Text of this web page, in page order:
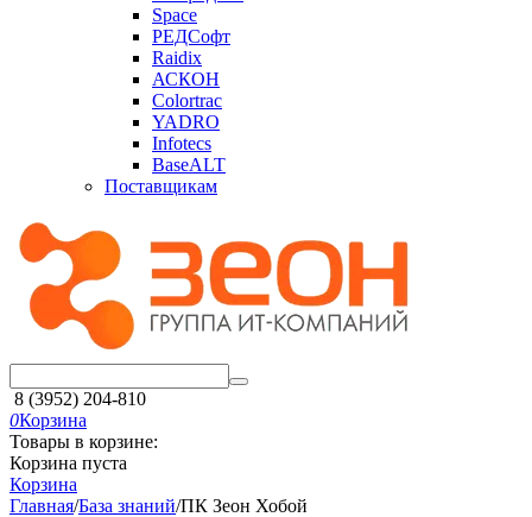
Space
РЕДСофт
Raidix
АСКОН
Colortrac
YADRO
Infotecs
BaseALT
Поставщикам
8 (3952) 204-810
0Корзина
Товары в корзине:
Корзина пуста
Корзина
Главная/База знаний/ПК Зеон Хобой